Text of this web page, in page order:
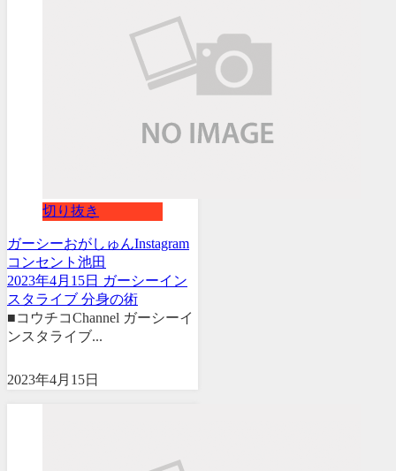
切り抜き
ガーシーおがしゅんInstagram
コンセント池田
2023年4月15日 ガーシーイン
スタライブ 分身の術
■コウチコChannel ガーシーイ
ンスタライブ...
2023年4月15日